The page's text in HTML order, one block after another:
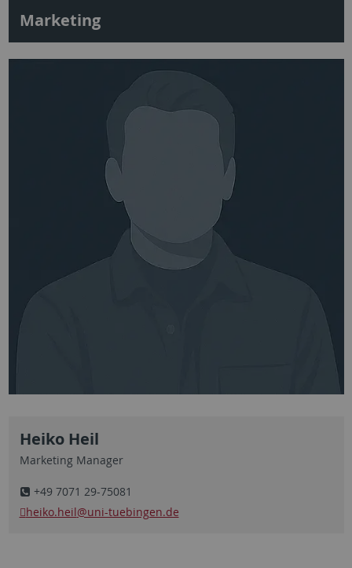
Marketing
Heiko Heil
Marketing Manager
+49 7071 29-75081
heiko.heil@uni-tuebingen.de